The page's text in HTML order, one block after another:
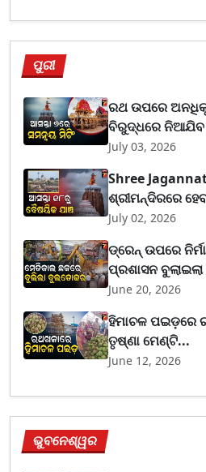
ପୁରୀ
ରଥ ଉପରେ
ବିରୁଦ୍ଧରେ ନିଆଯିବ
July 03, 2026
Shree
ଶ୍ରୀମନ୍ଦିରରେ
July 02, 2026
ଡ୍ରେନ୍ ଉପରେ
ପ୍ରଶାସନ
June 20, 2026
ହିମାଚଳ ପଇଡ଼ରେ
ତୃଷ୍ଣା ମେଣ୍ଟି...
June 12, 2026
ଭୁବନେଶ୍ୱର